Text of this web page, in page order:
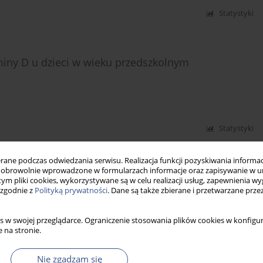
podczas odwiedzania serwisu. Realizacja funkcji pozyskiwania
wprowadzone w formularzach informacje oraz zapisywanie w
pliki cookies, wykorzystywane są w celu realizacji usług, zapewnienia
z Polityką prywatności. Dane są także zbierane i przetwarzane
w swojej przeglądarce. Ograniczenie stosowania plików cookies w
na stronie.
Nie zgadzam się
Statystyki
D u dzieci w wieku przedszkolnym
Statystyki
do rąk w toaletach centrów handlowych na